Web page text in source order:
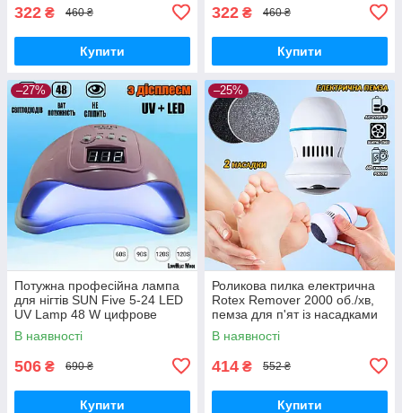
322 ₴ 460 ₴
Купити
322 ₴ 460 ₴
Купити
–27%
Потужна професійна лампа
для нігтів SUN Five 5-24 LED
UV Lamp 48 W цифрове
табло, USB Рожева
В наявності
506 ₴ 690 ₴
Купити
–25%
Роликова пилка електрична
Rotex Remover 2000 об./хв,
пемза для п'ят із насадками
В наявності
414 ₴ 552 ₴
Купити